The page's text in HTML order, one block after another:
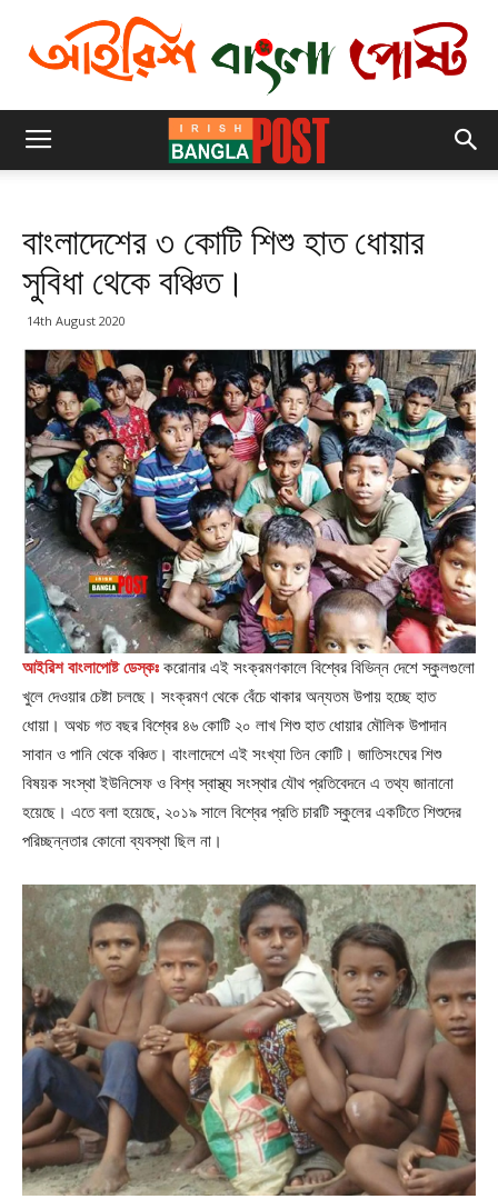
বাংলাদেশের ৩ কোটি শিশু হাত ধোয়ার
সুবিধা থেকে বঞ্চিত।
14th August 2020
আইরিশ বাংলাপোষ্ট ডেস্কঃ করোনার এই সংক্রমণকালে বিশ্বের বিভিন্ন দেশে স্কুলগুলো
খুলে দেওয়ার চেষ্টা চলছে। সংক্রমণ থেকে বেঁচে থাকার অন্যতম উপায় হচ্ছে হাত
ধোয়া। অথচ গত বছর বিশ্বের ৪৬ কোটি ২০ লাখ শিশু হাত ধোয়ার মৌলিক উপাদান
সাবান ও পানি থেকে বঞ্চিত। বাংলাদেশে এই সংখ্যা তিন কোটি। জাতিসংঘের শিশু
বিষয়ক সংস্থা ইউনিসেফ ও বিশ্ব স্বাস্থ্য সংস্থার যৌথ প্রতিবেদনে এ তথ্য জানানো
হয়েছে। এতে বলা হয়েছে, ২০১৯ সালে বিশ্বের প্রতি চারটি স্কুলের একটিতে শিশুদের
পরিচ্ছন্নতার কোনো ব্যবস্থা ছিল না।